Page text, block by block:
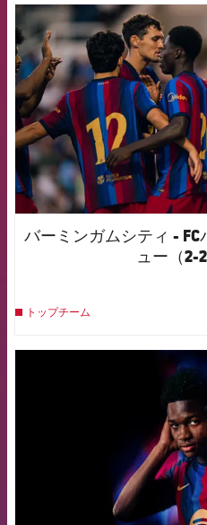
バーミンガムシティ -
ュー（2-
トップチーム